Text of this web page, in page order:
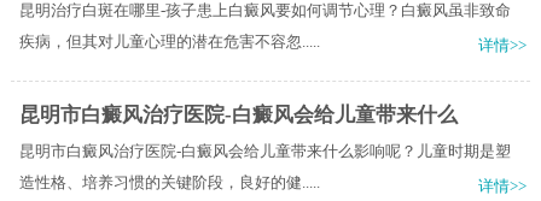
昆明治疗白斑在哪里-孩子患上白癜风要如何调节心理？白癜风虽非致命
疾病，但其对儿童心理的潜在危害不容忽.....
详情>>
昆明市白癜风治疗医院-白癜风会给儿童带来什么
昆明市白癜风治疗医院-白癜风会给儿童带来什么影响呢？儿童时期是塑
造性格、培养习惯的关键阶段，良好的健.....
详情>>